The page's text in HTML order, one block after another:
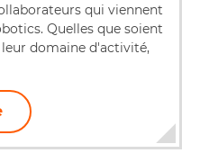
qui viennent
Quelles que soient
domaine d'activité,